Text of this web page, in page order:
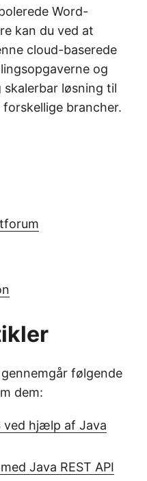
Word-
kan du ved at
cloud-baserede
og
løsning til
brancher.
følgende
dem:
ved hjælp af Java
Java REST API